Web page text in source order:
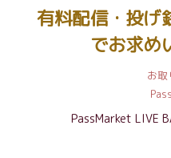
有料配信・投げ
でお求め
お
PassMarket LIVE